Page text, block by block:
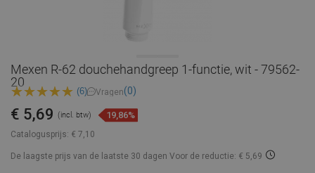
Mexen R-62 douchehandgreep 1-functie, wit - 79562-
20
(6) Vragen(0)
Catalogusprijs: € 7,10
€ 5,69 (incl. btw) 19,86%
De laagste prijs van de laatste 30 dagen Voor de reductie: € 5,69